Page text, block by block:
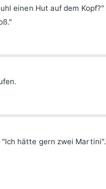
einen Hut auf dem Kopf?"
hätte gern zwei Martini".